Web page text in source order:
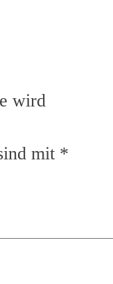
wird
mit *